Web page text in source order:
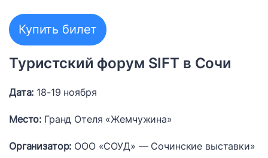
Купить билет
Туристский форум SIFT в Сочи
Дата: 18-19 ноября
Место: Гранд Отеля «Жемчужина»
Организатор: ООО «СОУД» — Сочинские выставки»